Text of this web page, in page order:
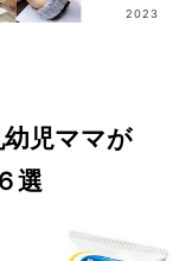
美容
失敗
いた
2023
幼児ママが
選